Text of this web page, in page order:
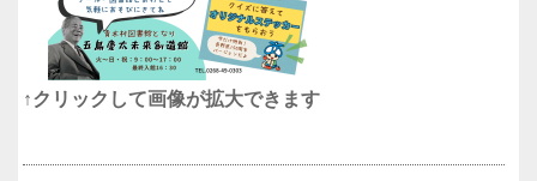
↑クリックして画像が拡大できます